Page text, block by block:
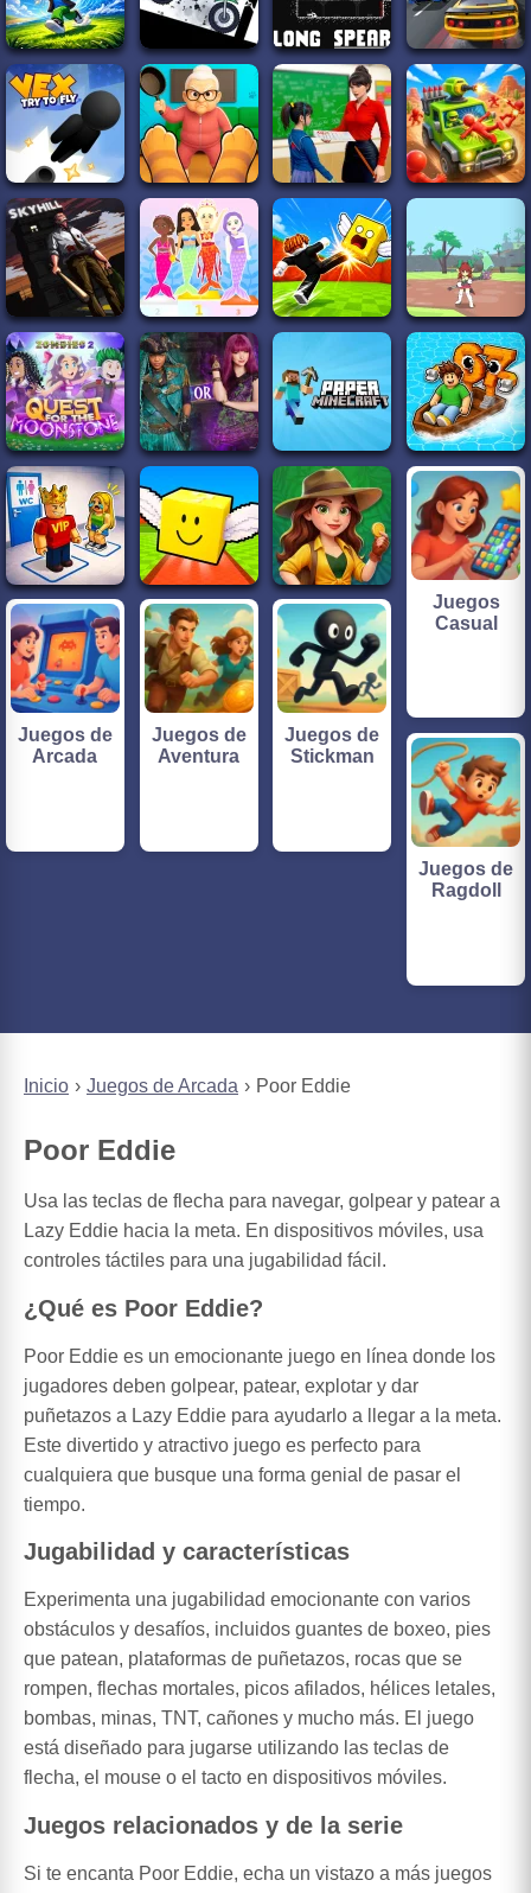
Inicio Juegos de Arcada Poor Eddie
Poor Eddie
Usa las teclas de flecha para navegar, golpear y patear a
Lazy Eddie hacia la meta. En dispositivos móviles, usa
controles táctiles para una jugabilidad fácil.
¿Qué es Poor Eddie?
Poor Eddie es un emocionante juego en línea donde los
jugadores deben golpear, patear, explotar y dar
puñetazos a Lazy Eddie para ayudarlo a llegar a la meta.
Este divertido y atractivo juego es perfecto para
cualquiera que busque una forma genial de pasar el
tiempo.
Jugabilidad y características
Experimenta una jugabilidad emocionante con varios
obstáculos y desafíos, incluidos guantes de boxeo, pies
que patean, plataformas de puñetazos, rocas que se
rompen, flechas mortales, picos afilados, hélices letales,
bombas, minas, TNT, cañones y mucho más. El juego
está diseñado para jugarse utilizando las teclas de
flecha, el mouse o el tacto en dispositivos móviles.
Juegos relacionados y de la serie
Si te encanta Poor Eddie, echa un vistazo a más juegos
Juegos
Casual
Juegos de
Arcada
Juegos de
Aventura
Juegos de
Stickman
Juegos de
Ragdoll